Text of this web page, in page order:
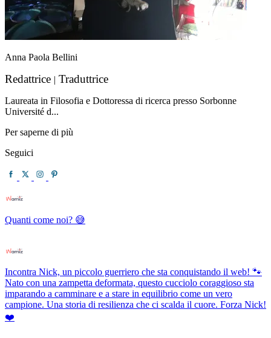
Anna Paola Bellini
Redattrice | Traduttrice
Laureata in Filosofia e Dottoressa di ricerca presso Sorbonne
Université d...
Per saperne di più
Seguici
Quanti come noi? 😅
Incontra Nick, un piccolo guerriero che sta conquistando il web! 🐾
Nato con una zampetta deformata, questo cucciolo coraggioso sta
imparando a camminare e a stare in equilibrio come un vero
campione. Una storia di resilienza che ci scalda il cuore. Forza Nick!
❤️